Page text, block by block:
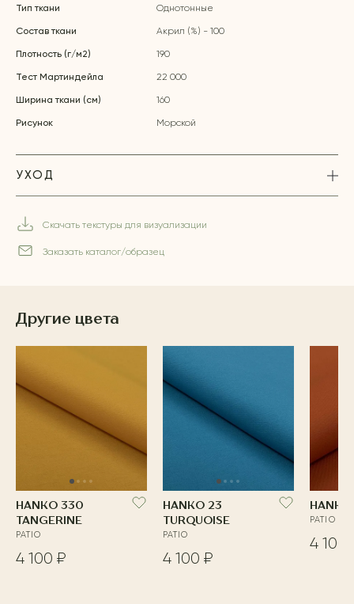
Тип ткани Однотонные
Состав ткани Акрил (%) - 100
Плотность (г/м2) 190
Тест Мартиндейла 22 000
Ширина ткани (см) 160
Рисунок Морской
УХОД
Скачать текстуры для визуализации
Заказать каталог/образец
Другие цвета
HANKO 330
TANGERINE
PATIO
4 100 ₽
HANKO 23
TURQUOISE
PATIO
4 100 ₽
PATIO
4 100